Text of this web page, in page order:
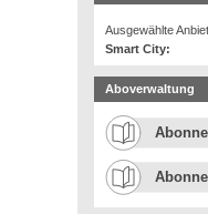
Ausgewählte
Smart City:
Aboverwaltung